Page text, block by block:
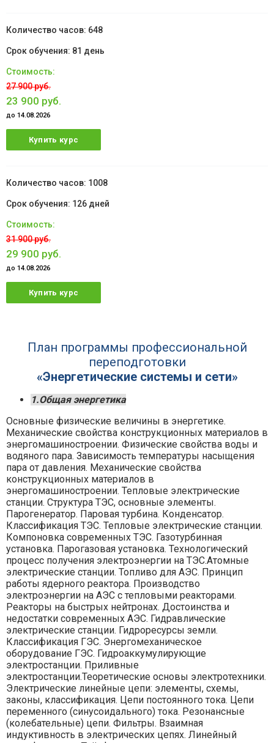
648
81 день
27 900 руб.
23 900 руб.
до 14.08.2026
Купить курс
1008
126 дней
31 900 руб.
29 900 руб.
до 14.08.2026
Купить курс
План программы профессиональной
переподготовки
«Энергетические системы и сети»
1.Общая энергетика
Основные физические величины в энергетике.
Механические свойства конструкционных материалов в
энергомашиностроении. Физические свойства воды и
водяного пара. Зависимость температуры насыщения
пара от давления. Механические свойства
конструкционных материалов в
энергомашиностроении. Тепловые электрические
станции. Структура ТЭС, основные элементы.
Парогенератор. Паровая турбина. Конденсатор.
Классификация ТЭС. Тепловые электрические станции.
Компоновка современных ТЭС. Газотурбинная
установка. Парогазовая установка. Технологический
процесс получения электроэнергии на ТЭС.Атомные
электрические станции. Топливо для АЭС. Принцип
работы ядерного реактора. Производство
электроэнергии на АЭС с тепловыми реакторами.
Реакторы на быстрых нейтронах. Достоинства и
недостатки современных АЭС. Гидравлические
электрические станции. Гидроресурсы земли.
Классификация ГЭС. Энергомеханическое
оборудование ГЭС. Гидроаккумулирующие
электростанции. Приливные
электростанции.Теоретические основы электротехники.
Электрические линейные цепи: элементы, схемы,
законы, классификация. Цепи постоянного тока. Цепи
переменного (синусоидального) тока. Резонансные
(колебательные) цепи. Фильтры. Взаимная
индуктивность в электрических цепях. Линейный